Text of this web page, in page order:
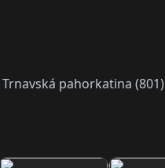
pahorkatina (801)